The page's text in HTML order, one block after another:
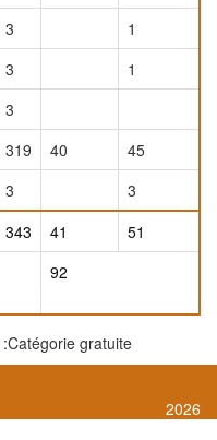
3
1
3
1
3
319 40
45
3
3
343 41
51
92
:Catégorie gratuite
2026